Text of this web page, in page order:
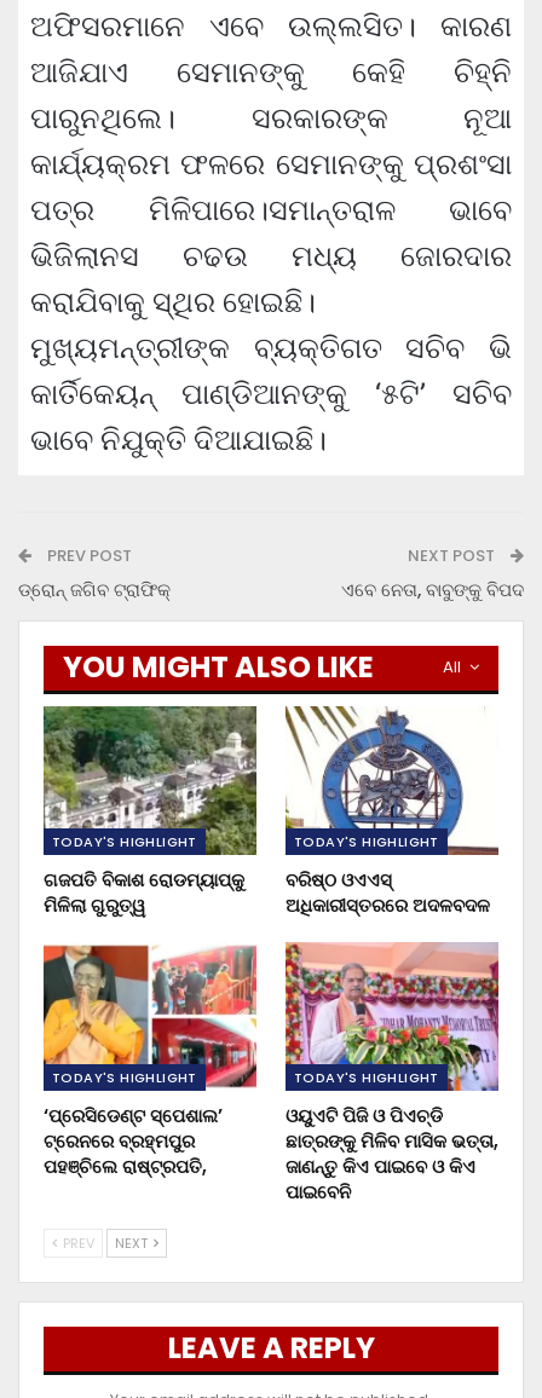
ଅଫିସରମାନେ ଏବେ ଉଲ୍ଲସିତ। କାରଣ
ଆଜିଯାଏ ସେମାନଙ୍କୁ କେହି ଚିହ୍ନି
ପାରୁନଥିଲେ। ସରକାରଙ୍କ ନୂଆ
କାର୍ଯ୍ୟକ୍ରମ ଫଳରେ ସେମାନଙ୍କୁ ପ୍ରଶଂସା
ପତ୍ର ମିଳିପାରେ।ସମାନ୍ତରାଳ ଭାବେ
ଭିଜିଲାନସ ଚଢଉ ମଧ୍ୟ ଜୋରଦାର
କରାଯିବାକୁ ସ୍ଥିର ହୋଇଛି।
ମୁଖ୍ୟମନ୍ତ୍ରୀଙ୍କ ବ୍ୟକ୍ତିଗତ ସଚିବ ଭି
କାର୍ତିକେୟନ୍ ପାଣ୍ଡିଆନଙ୍କୁ ‘୫ଟି’ ସଚିବ
ଭାବେ ନିଯୁକ୍ତି ଦିଆଯାଇଛି।
PREV POST
ଡ୍ରୋନ୍‍ ଜଗିବ ଟ୍ରାଫିକ୍‍
NEXT POST
ଏବେ ନେତା, ବାବୁଙ୍କୁ ବିପଦ
All
YOU MIGHT ALSO LIKE
TODAY'S HIGHLIGHT
ଗଜପତି ବିକାଶ ରୋଡମ୍ୟାପ୍‌କୁ
ମିଳିଲା ଗୁରୁତ୍ୱ
TODAY'S HIGHLIGHT
ବରିଷ୍ଠ ଓଏଏସ୍‌
ଅଧିକାରୀସ୍ତରରେ ଅଦଳବଦଳ
TODAY'S HIGHLIGHT
‘ପ୍ରେସିଡେଣ୍ଟ ସ୍ପେଶାଲ’
ଟ୍ରେନରେ ବ୍ରହ୍ମପୁର
ପହଞ୍ଚିଲେ ରାଷ୍ଟ୍ରପତି,
TODAY'S HIGHLIGHT
ଓୟୁଏଟି ପିଜି ଓ ପିଏଚ୍‌ଡି
ଛାତ୍ରଙ୍କୁ ମିଳିବ ମାସିକ ଭତ୍ତା,
ଜାଣନ୍ତୁ କିଏ ପାଇବେ ଓ କିଏ
ପାଇବେନି
PREV NEXT
LEAVE A REPLY